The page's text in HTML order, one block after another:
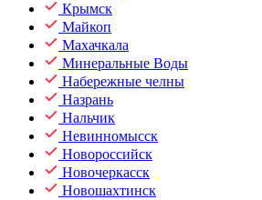
Крымск
Майкоп
Махачкала
Минеральные Воды
Набережные челны
Назрань
Нальчик
Невинномысск
Новороссийск
Новочеркасск
Новошахтинск